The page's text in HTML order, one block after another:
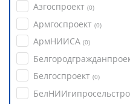
Азгоспроект (0)
Армгоспроект (0)
АрмНИИСА (0)
Белгоспроект (0)